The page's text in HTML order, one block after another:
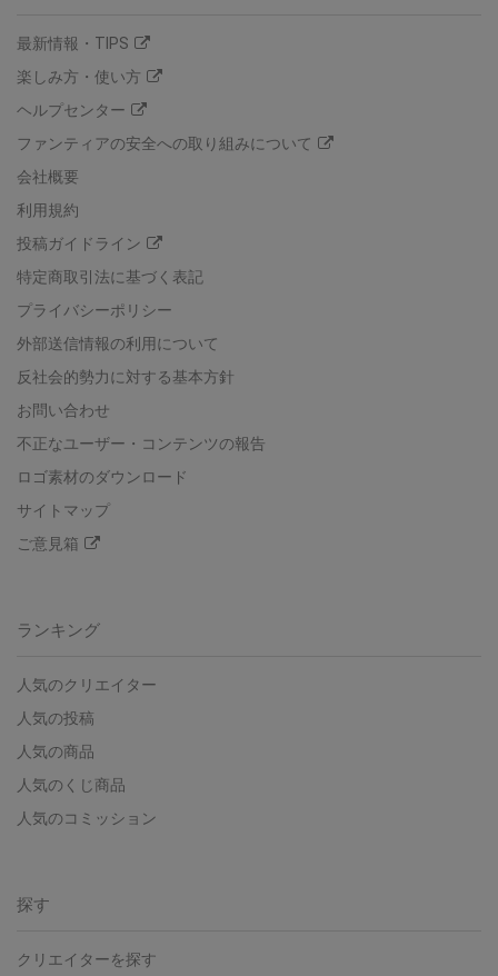
最新情報・TIPS
楽しみ方・使い方
ヘルプセンター
ファンティアの安全への取り組みについて
会社概要
利用規約
投稿ガイドライン
特定商取引法に基づく表記
プライバシーポリシー
外部送信情報の利用について
反社会的勢力に対する基本方針
お問い合わせ
不正なユーザー・コンテンツの報告
ロゴ素材のダウンロード
サイトマップ
ご意見箱
ランキング
人気のクリエイター
人気の投稿
人気の商品
人気のくじ商品
人気のコミッション
探す
クリエイターを探す